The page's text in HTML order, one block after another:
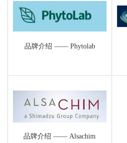
品牌介绍 —— Phytolab
品牌介绍 —— Alsachim